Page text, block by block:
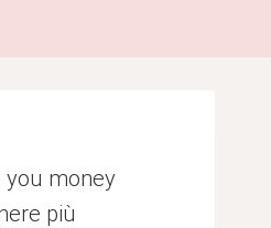
you money
più